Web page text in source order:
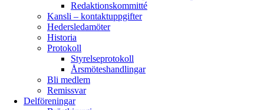
Redaktionskommitté
Kansli – kontaktuppgifter
Hedersledamöter
Historia
Protokoll
Styrelseprotokoll
Årsmöteshandlingar
Bli medlem
Remissvar
Delföreningar